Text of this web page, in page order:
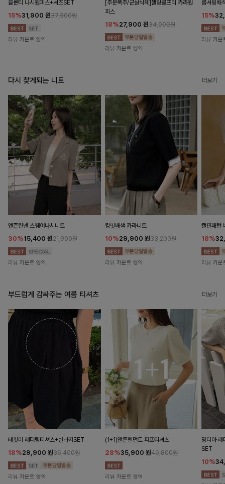
블룬티 나시원피스+셔츠SET
15%31,900 원37,500원
리뷰 카운트 영역
[주문폭주/군살삭제]젤링클프리 카라원
피스
18%27,900 원34,000원
리뷰 카운트 영역
롬셔링배
15%
리뷰 카운
다시 찾게되는 니트 더보기
앤즌린넨 스퀘어나시니트
30%15,400 원21,900원
리뷰 카운트 영역
킹밋배색 카라니트
10%29,900 원33,200원
리뷰 카운트 영역
캘핀패턴
18%
리뷰 카운
부드럽게 감싸주는 여름 티셔츠 더보기
테킷미 레터링티셔츠+반바지SET
18%29,900 원36,400원
리뷰 카운트 영역
(1+1)앤튼펜던트 퍼프티셔츠
28%35,900 원49,800원
리뷰 카운트 영역
밍디아 레
SET
10%